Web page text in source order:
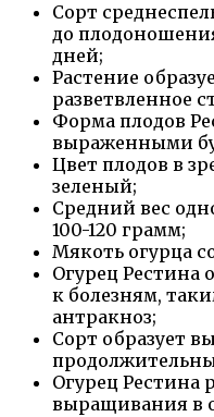
Сорт
до
дней;
Растение
разветвленное
Форма плодов
выраженными
Цвет плодов в
зеленый;
Средний вес
100-120 грамм;
Мякоть огурца
Огурец Рестина
к болезням,
антракноз;
Сорт образует
Огурец Рестина
выращивания в